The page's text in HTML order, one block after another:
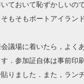
ておいて恥ずかしいの
もそもポートアイラン
議場に着いたら，よく
．参加証自体は事前印
りました．また，ラン